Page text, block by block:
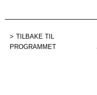
TILBAKE TIL
PROGRAMMET